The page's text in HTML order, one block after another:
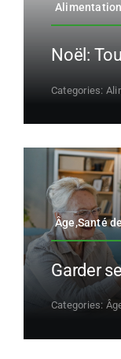
Alimentation
Noël:
Categories:
Âge,Santé
Garder
Categories: